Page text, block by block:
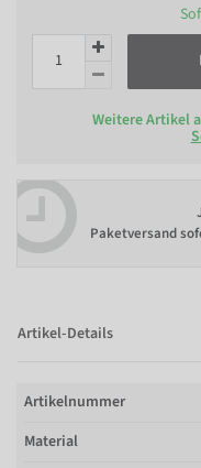
Weitere Artikel
Paketversand
Artikel-Details
Artikelnummer
Material